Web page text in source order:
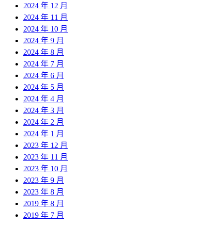
2024 年 12 月
2024 年 11 月
2024 年 10 月
2024 年 9 月
2024 年 8 月
2024 年 7 月
2024 年 6 月
2024 年 5 月
2024 年 4 月
2024 年 3 月
2024 年 2 月
2024 年 1 月
2023 年 12 月
2023 年 11 月
2023 年 10 月
2023 年 9 月
2023 年 8 月
2019 年 8 月
2019 年 7 月